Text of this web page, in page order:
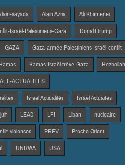
sayada Alain Azria Ali Khamenei
Israël-Palestiniens-Gaza Donald trump
GAZA Gaza-armée-Palestiniens-Israël-conflit
Hamas Hamas-Israël-trêve-Gaza Hezbollah
ACTUALITES
Israel Actiualités Israel Actuaites
juif LEAD LFI Liban nucleaire
violences PREV Proche Orient
UNRWA USA